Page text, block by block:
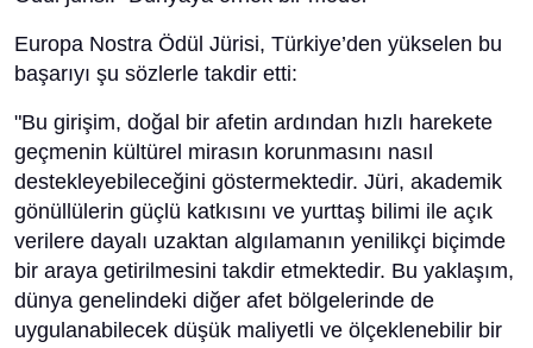
Europa Nostra Ödül Jürisi, Türkiye’den yükselen bu
başarıyı şu sözlerle takdir etti:
"Bu girişim, doğal bir afetin ardından hızlı harekete
geçmenin kültürel mirasın korunmasını nasıl
destekleyebileceğini göstermektedir. Jüri, akademik
gönüllülerin güçlü katkısını ve yurttaş bilimi ile açık
verilere dayalı uzaktan algılamanın yenilikçi biçimde
bir araya getirilmesini takdir etmektedir. Bu yaklaşım,
dünya genelindeki diğer afet bölgelerinde de
uygulanabilecek düşük maliyetli ve ölçeklenebilir bir